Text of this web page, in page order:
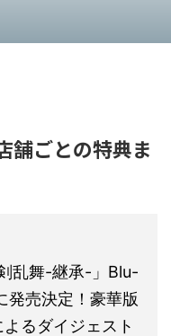
舗ごとの特典ま
乱舞-継承-」Blu-
発売決定！豪華版
るダイジェスト